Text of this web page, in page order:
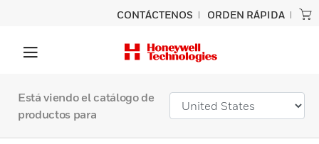
CONTÁCTENOS ORDEN RÁPIDA
Está viendo el catálogo de
productos para